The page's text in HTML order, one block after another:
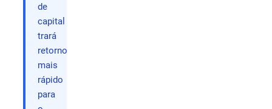
de
capital
trará
retorno
mais
rápido
para